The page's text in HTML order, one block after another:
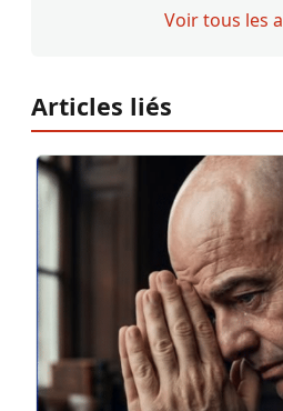
Voir tous les
Articles liés